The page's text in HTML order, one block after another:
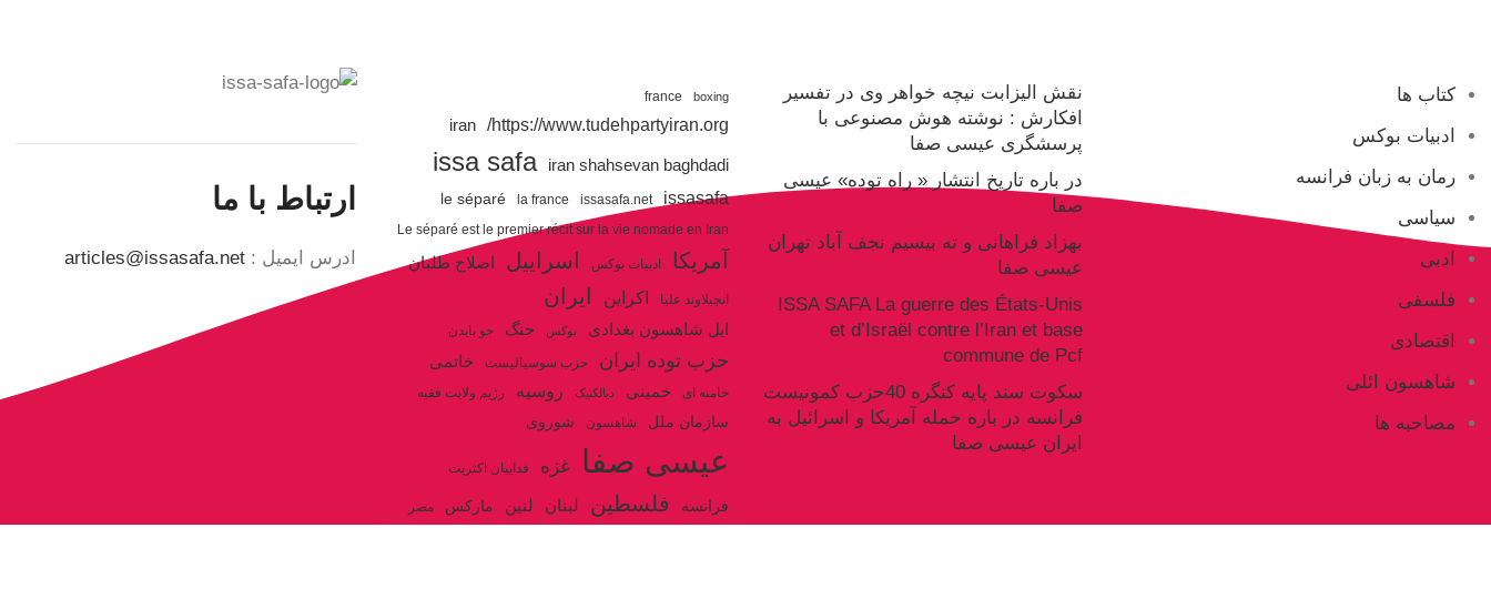
کتاب ها
ادبیات بوکس
رمان به زبان فرانسه
سیاسی
ادبی
فلسفی
اقتصادی
شاهسون ائلی
مصاحبه ها
نقش الیزابت نیچه خواهر وی در تفسیر
افکارش : نوشته هوش مصنوعی با
پرسشگری عیسی صفا
در باره تاریخ انتشار « راه توده» عیسی
صفا
بهزاد فراهانی و ته بیسیم نجف آباد تهران
عیسی صفا
ISSA SAFA La guerre des États-Unis
et d’Israël contre l’Iran et base
commune de Pcf
سکوت سند پایه کنگره 40حزب کمونیست
فرانسه در باره حمله آمریکا و اسرائیل به
ایران عیسی صفا
boxing
france
https://www.tudehpartyiran.org/
iran
iran shahsevan baghdadi
issa safa
issasafa
issasafa.net
la france
le séparé
Le séparé est le premier récit sur la vie nomade en Iran
آمریکا ادبیات بوکس اسراییل اصلاح طلبان
انجیلاوند علیا اکراین ایران
ایل شاهسون بغدادی بوکس جنگ جو بایدن
حزب توده ایران حزب سوسیالیست خاتمی
خامنه ای خمینی دیالکتیک روسیه رژیم ولایت فقیه
سازمان ملل شاهسون شوروی
عیسی صفا غزه فداییان اکثریت
فرانسه فلسطین لبنان لنین مارکس
مصر
ارتباط با ما
ادرس ایمیل : articles@issasafa.net